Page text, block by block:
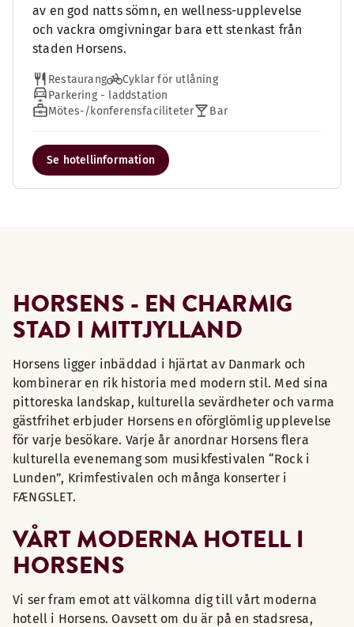
av en god natts sömn, en wellness-upplevelse
och vackra omgivningar bara ett stenkast från
staden Horsens.
Restaurang
Cyklar för utlåning
Parkering - laddstation
Mötes-/konferensfaciliteter
Bar
Se hotellinformation
HORSENS - EN CHARMIG
STAD I MITTJYLLAND
Horsens ligger inbäddad i hjärtat av Danmark och
kombinerar en rik historia med modern stil. Med sina
pittoreska landskap, kulturella sevärdheter och varma
gästfrihet erbjuder Horsens en oförglömlig upplevelse
för varje besökare. Varje år anordnar Horsens flera
kulturella evenemang som musikfestivalen “Rock i
Lunden”, Krimfestivalen och många konserter i
FÆNGSLET.
VÅRT MODERNA HOTELL I
HORSENS
Vi ser fram emot att välkomna dig till vårt moderna
hotell i Horsens. Oavsett om du är på en stadsresa,